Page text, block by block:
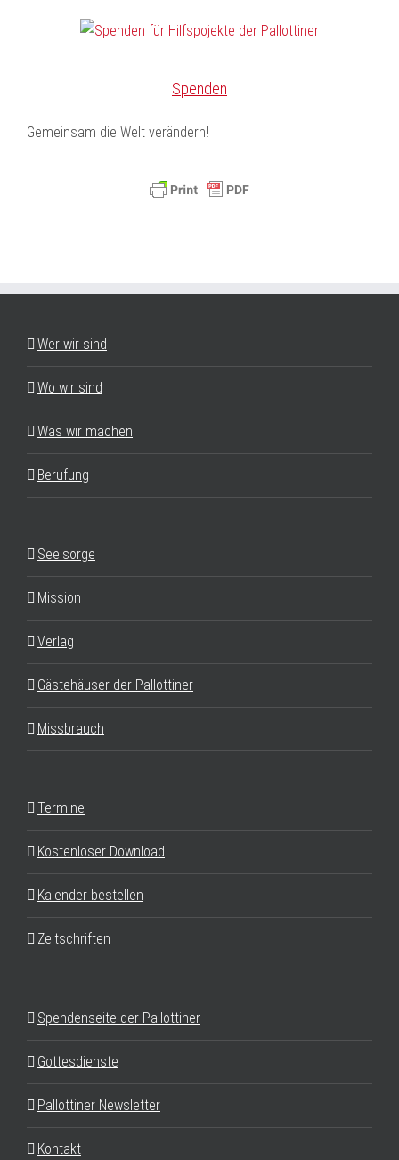
Spenden
Gemeinsam die Welt verändern!
Wer wir sind
Wo wir sind
Was wir machen
Berufung
Seelsorge
Mission
Verlag
Gästehäuser der Pallottiner
Missbrauch
Termine
Kostenloser Download
Kalender bestellen
Zeitschriften
Spendenseite der Pallottiner
Gottesdienste
Pallottiner Newsletter
Kontakt